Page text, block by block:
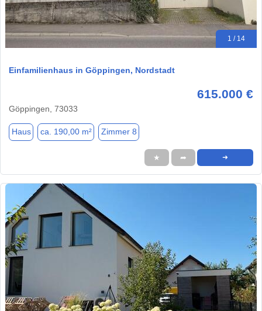
1 / 14
Einfamilienhaus in Göppingen, Nordstadt
615.000 €
Göppingen, 73033
Haus ca. 190,00 m² Zimmer 8
★ ➦ ➜